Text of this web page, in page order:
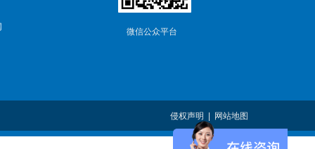
微信公众平台
侵权声明 | 网站地图